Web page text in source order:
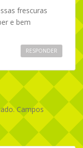
frescuras
e bem
RESPONDER
Campos